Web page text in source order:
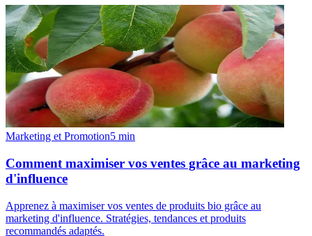
Marketing et Promotion5 min
Comment maximiser vos ventes grâce au marketing
d'influence
Apprenez à maximiser vos ventes de produits bio grâce au
marketing d'influence. Stratégies, tendances et produits
recommandés adaptés.